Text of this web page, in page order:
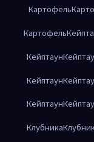
Картофель
Картофель
Кейптаун
Кейптаун
Кейптаун
Клубника